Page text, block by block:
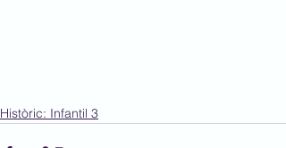
Històric: Infantil 3